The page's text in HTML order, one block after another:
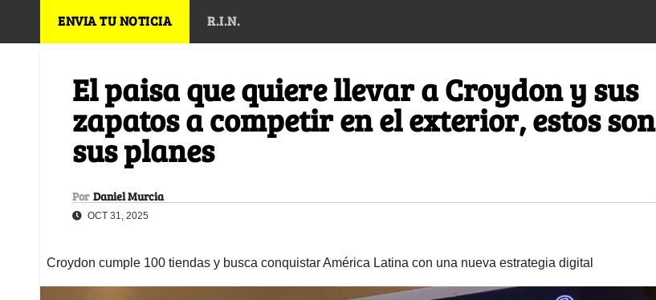
ENVIA TU NOTICIA R.I.N.
El paisa que quiere llevar a Croydon y sus
zapatos a competir en el exterior, estos son
sus planes
Por Daniel Murcia
OCT 31, 2025
Croydon cumple 100 tiendas y busca conquistar América Latina con una nueva estrategia digital